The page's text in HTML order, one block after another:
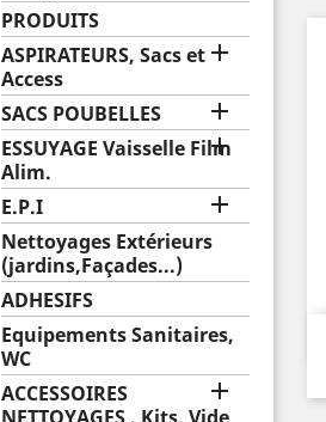
PRODUITS
ASPIRATEURS, Sacs et
Access

SACS POUBELLES 
ESSUYAGE Vaisselle Film
Alim.

E.P.I 
Nettoyages Extérieurs
(jardins,Façades...)
ADHESIFS
Equipements Sanitaires,
WC
ACCESSOIRES
